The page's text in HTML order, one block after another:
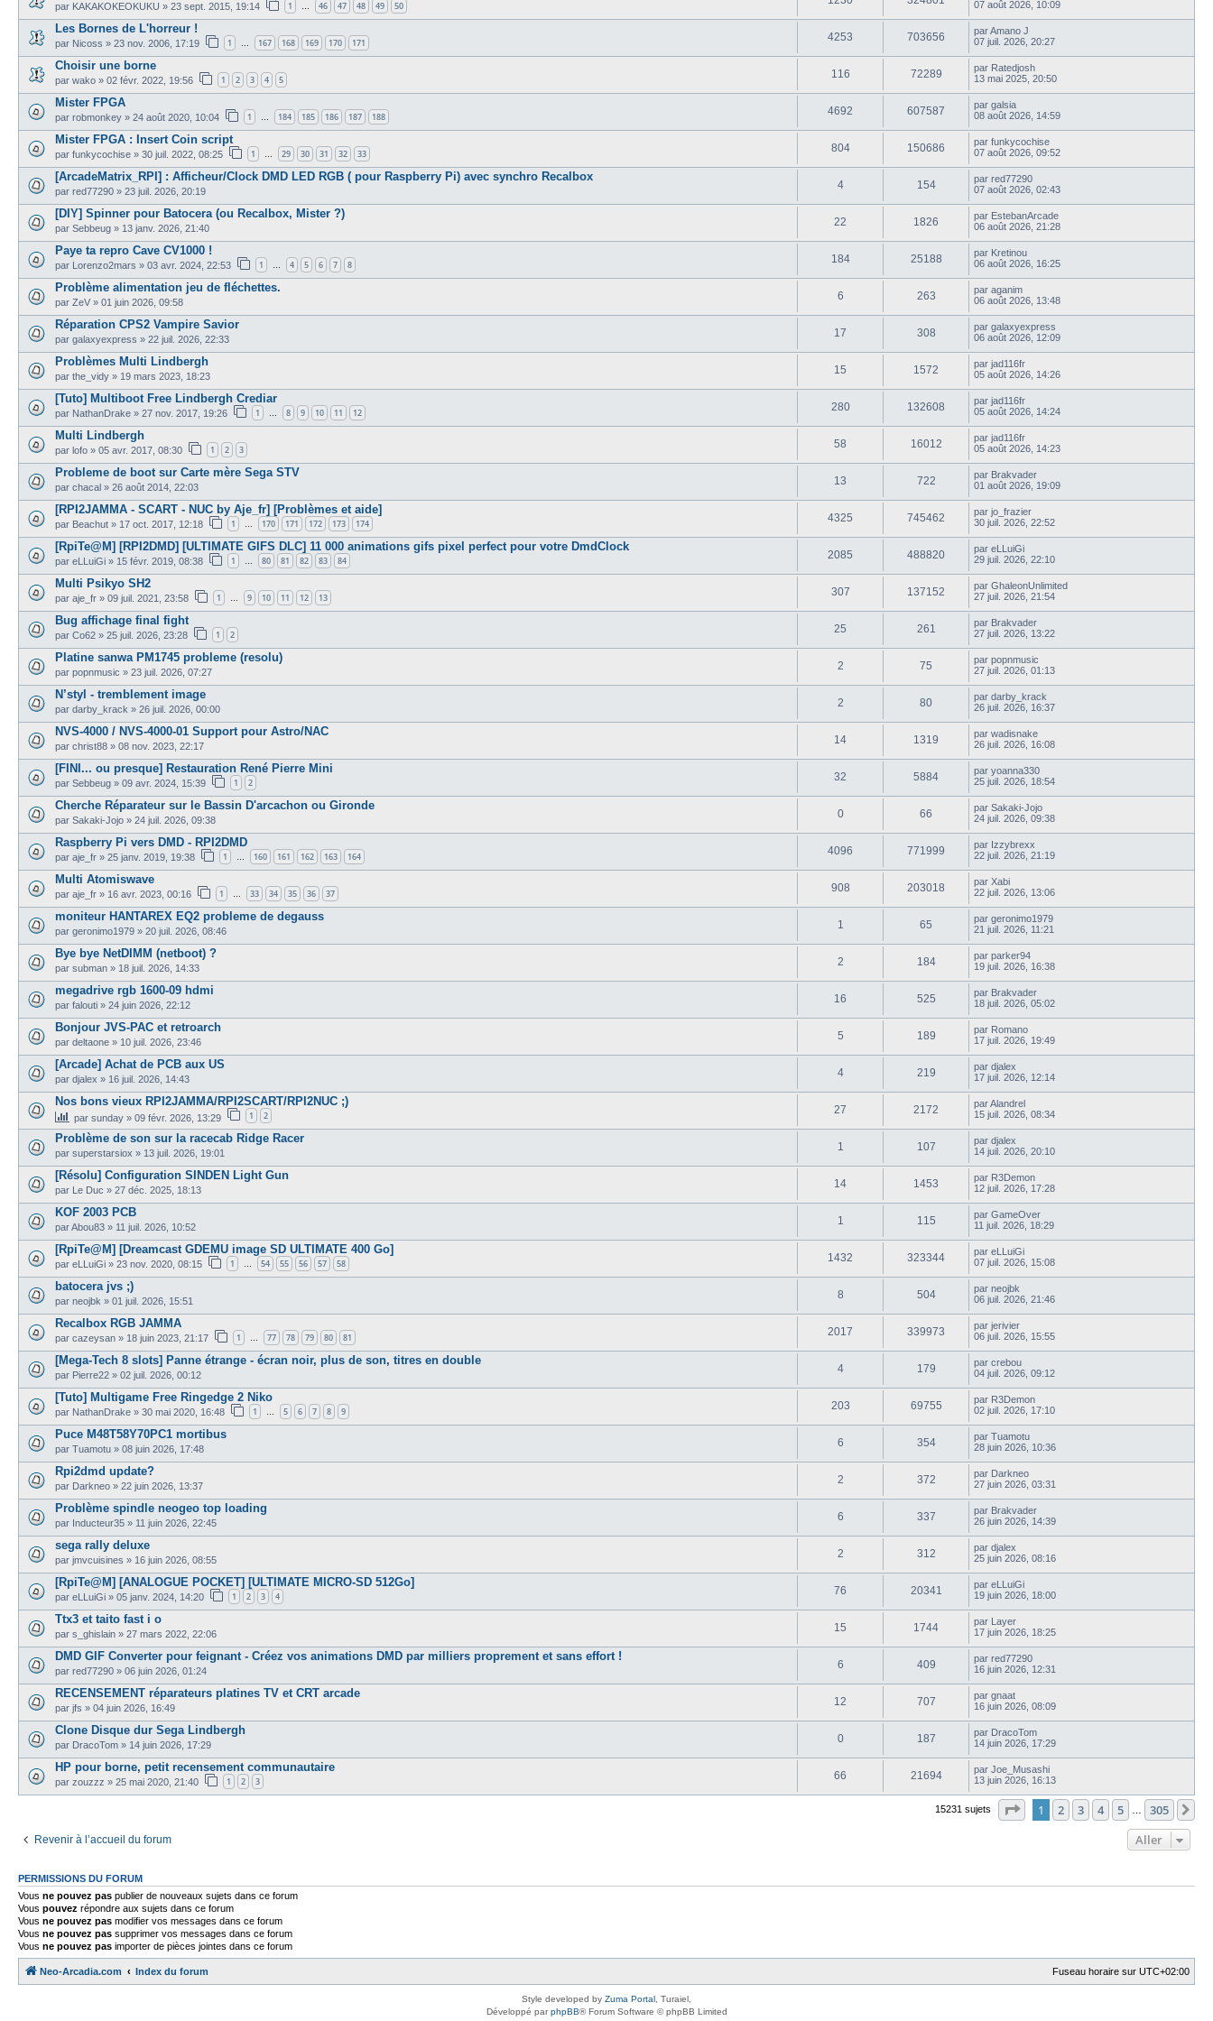
par KAKAKOKEOKUKU » 23 sept. 2015, 19:14 1 … 46 47 48 49 50
07 août 2026, 10:09
Les Bornes de L'horreur !
par Nicoss » 23 nov. 2006, 17:19 1 … 167 168 169 170 171 4253 703656 parAmano J
07 juil. 2026, 20:27
Choisir une borne
par wako » 02 févr. 2022, 19:56 1 2 3 4 5 116 72289 par Ratedjosh
13 mai 2025, 20:50
Mister FPGA
par robmonkey » 24 août 2020, 10:04 1 … 184 185 186 187 188 4692 607587 par galsia
08 août 2026, 14:59
Mister FPGA : Insert Coin script
par funkycochise » 30 juil. 2022, 08:25 1 … 29 30 31 32 33 804 150686 par funkycochise
07 août 2026, 09:52
[ArcadeMatrix_RPI] : Afficheur/Clock DMD LED RGB ( pour Raspberry Pi) avec synchro Recalbox
par red77290 » 23 juil. 2026, 20:19
4 154 par red77290
07 août 2026, 02:43
[DIY] Spinner pour Batocera (ou Recalbox, Mister ?)
par Sebbeug » 13 janv. 2026, 21:40
22 1826 par EstebanArcade
06 août 2026, 21:28
Paye ta repro Cave CV1000 !
par Lorenzo2mars » 03 avr. 2024, 22:53 1 … 4 5 6 7 8 184 25188 par Kretinou
06 août 2026, 16:25
Problème alimentation jeu de fléchettes.
par ZeV » 01 juin 2026, 09:58
6 263 par aganim
06 août 2026, 13:48
Réparation CPS2 Vampire Savior
par galaxyexpress » 22 juil. 2026, 22:33
17 308 par galaxyexpress
06 août 2026, 12:09
Problèmes Multi Lindbergh
par the_vidy » 19 mars 2023, 18:23
15 1572 par jad116fr
05 août 2026, 14:26
[Tuto] Multiboot Free Lindbergh Crediar
par NathanDrake » 27 nov. 2017, 19:26 1 … 8 9 10 11 12 280 132608 par jad116fr
05 août 2026, 14:24
Multi Lindbergh
par lofo » 05 avr. 2017, 08:30 1 2 3 58 16012 par jad116fr
05 août 2026, 14:23
Probleme de boot sur Carte mère Sega STV
par chacal » 26 août 2014, 22:03
13 722 par Brakvader
01 août 2026, 19:09
[RPI2JAMMA - SCART - NUC by Aje_fr] [Problèmes et aide]
par Beachut » 17 oct. 2017, 12:18 1 … 170 171 172 173 174 4325 745462 par jo_frazier
30 juil. 2026, 22:52
[RpiTe@M] [RPI2DMD] [ULTIMATE GIFS DLC] 11 000 animations gifs pixel perfect pour votre DmdClock
par eLLuiGi » 15 févr. 2019, 08:38 1 … 80 81 82 83 84 2085 488820 par eLLuiGi
29 juil. 2026, 22:10
Multi Psikyo SH2
par aje_fr » 09 juil. 2021, 23:58 1 … 9 10 11 12 13 307 137152 par GhaleonUnlimited
27 juil. 2026, 21:54
Bug affichage final fight
par Co62 » 25 juil. 2026, 23:28 1 2 25 261 par Brakvader
27 juil. 2026, 13:22
Platine sanwa PM1745 probleme (resolu)
par popnmusic » 23 juil. 2026, 07:27
2 75 par popnmusic
27 juil. 2026, 01:13
N’styl - tremblement image
par darby_krack » 26 juil. 2026, 00:00
2 80 par darby_krack
26 juil. 2026, 16:37
NVS-4000 / NVS-4000-01 Support pour Astro/NAC
par christ88 » 08 nov. 2023, 22:17
14 1319 par wadisnake
26 juil. 2026, 16:08
[FINI... ou presque] Restauration René Pierre Mini
par Sebbeug » 09 avr. 2024, 15:39 1 2 32 5884 par yoanna330
25 juil. 2026, 18:54
Cherche Réparateur sur le Bassin D'arcachon ou Gironde
par Sakaki-Jojo » 24 juil. 2026, 09:38
0 66 par Sakaki-Jojo
24 juil. 2026, 09:38
Raspberry Pi vers DMD - RPI2DMD
par aje_fr » 25 janv. 2019, 19:38 1 … 160 161 162 163 164 4096 771999 par Izzybrexx
22 juil. 2026, 21:19
Multi Atomiswave
par aje_fr » 16 avr. 2023, 00:16 1 … 33 34 35 36 37 908 203018 par Xabi
22 juil. 2026, 13:06
moniteur HANTAREX EQ2 probleme de degauss
par geronimo1979 » 20 juil. 2026, 08:46
1 65 par geronimo1979
21 juil. 2026, 11:21
Bye bye NetDIMM (netboot) ?
par subman » 18 juil. 2026, 14:33
2 184 par parker94
19 juil. 2026, 16:38
megadrive rgb 1600-09 hdmi
par falouti » 24 juin 2026, 22:12
16 525 par Brakvader
18 juil. 2026, 05:02
Bonjour JVS-PAC et retroarch
par deltaone » 10 juil. 2026, 23:46
5 189 par Romano
17 juil. 2026, 19:49
[Arcade] Achat de PCB aux US
par djalex » 16 juil. 2026, 14:43
4 219 par djalex
17 juil. 2026, 12:14
Nos bons vieux RPI2JAMMA/RPI2SCART/RPI2NUC ;)
par sunday » 09 févr. 2026, 13:29 1 2 27 2172 parAlandrel
15 juil. 2026, 08:34
Problème de son sur la racecab Ridge Racer
par superstarsiox » 13 juil. 2026, 19:01
1 107 par djalex
14 juil. 2026, 20:10
[Résolu] Configuration SINDEN Light Gun
par Le Duc » 27 déc. 2025, 18:13
14 1453 par R3Demon
12 juil. 2026, 17:28
KOF 2003 PCB
parAbou83 » 11 juil. 2026, 10:52
1 115 par GameOver
11 juil. 2026, 18:29
[RpiTe@M] [Dreamcast GDEMU image SD ULTIMATE 400 Go]
par eLLuiGi » 23 nov. 2020, 08:15 1 … 54 55 56 57 58 1432 323344 par eLLuiGi
07 juil. 2026, 15:08
batocera jvs ;)
par neojbk » 01 juil. 2026, 15:51
8 504 par neojbk
06 juil. 2026, 21:46
Recalbox RGB JAMMA
par cazeysan » 18 juin 2023, 21:17 1 … 77 78 79 80 81 2017 339973 par jerivier
06 juil. 2026, 15:55
[Mega-Tech 8 slots] Panne étrange - écran noir, plus de son, titres en double
par Pierre22 » 02 juil. 2026, 00:12
4 179 par crebou
04 juil. 2026, 09:12
[Tuto] Multigame Free Ringedge 2 Niko
par NathanDrake » 30 mai 2020, 16:48 1 … 5 6 7 8 9 203 69755 par R3Demon
02 juil. 2026, 17:10
Puce M48T58Y70PC1 mortibus
par Tuamotu » 08 juin 2026, 17:48
6 354 par Tuamotu
28 juin 2026, 10:36
Rpi2dmd update?
par Darkneo » 22 juin 2026, 13:37
2 372 par Darkneo
27 juin 2026, 03:31
Problème spindle neogeo top loading
par Inducteur35 » 11 juin 2026, 22:45
6 337 par Brakvader
26 juin 2026, 14:39
sega rally deluxe
par jmvcuisines » 16 juin 2026, 08:55
2 312 par djalex
25 juin 2026, 08:16
[RpiTe@M] [ANALOGUE POCKET] [ULTIMATE MICRO-SD 512Go]
par eLLuiGi » 05 janv. 2024, 14:20 1 2 3 4 76 20341 par eLLuiGi
19 juin 2026, 18:00
Ttx3 et taito fast i o
par s_ghislain » 27 mars 2022, 22:06
15 1744 par Layer
17 juin 2026, 18:25
DMD GIF Converter pour feignant - Créez vos animations DMD par milliers proprement et sans effort !
par red77290 » 06 juin 2026, 01:24
6 409 par red77290
16 juin 2026, 12:31
RECENSEMENT réparateurs platines TV et CRT arcade
par jfs » 04 juin 2026, 16:49
12 707 par gnaat
16 juin 2026, 08:09
Clone Disque dur Sega Lindbergh
par DracoTom » 14 juin 2026, 17:29
0 187 par DracoTom
14 juin 2026, 17:29
HP pour borne, petit recensement communautaire
par zouzzz » 25 mai 2020, 21:40 1 2 3 66 21694 par Joe_Musashi
13 juin 2026, 16:13
15231 sujets Page sur305
1 2 3 4 5 305
Revenir à l’accueil du forum Aller
PERMISSIONS DU FORUM
Vous ne pouvez pas publier de nouveaux sujets dans ce forum
Vous pouvez répondre aux sujets dans ce forum
Vous ne pouvez pas modifier vos messages dans ce forum
Vous ne pouvez pas supprimer vos messages dans ce forum
Vous ne pouvez pas importer de pièces jointes dans ce forum
Neo-Arcadia.com Index du forum Fuseau horaire sur UTC+02:00
Style developed by Zuma Portal , Turaiel,
Développé parphpBB® Forum Software © phpBB Limited